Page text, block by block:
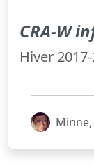
CRA-W
Hiver
Minne,